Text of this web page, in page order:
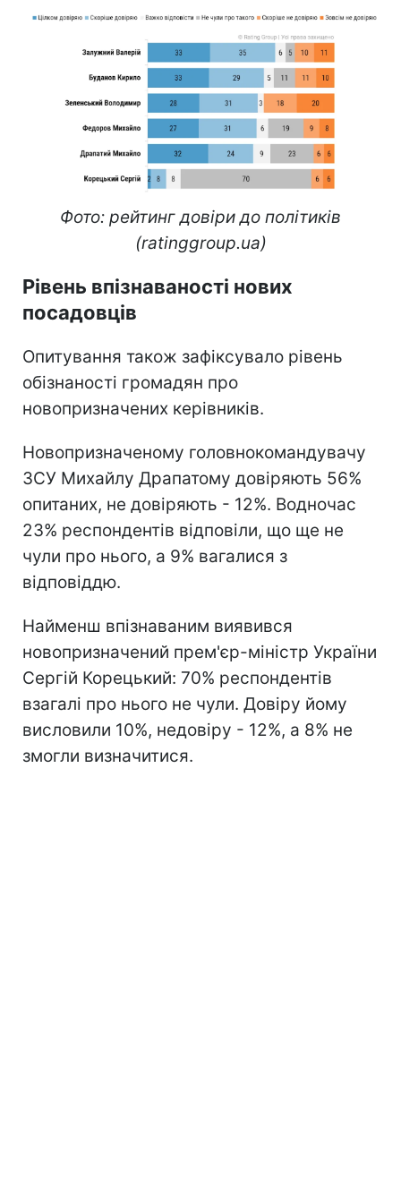
Фото: рейтинг довіри до політиків
(ratinggroup.ua)
Рівень впізнаваності нових
посадовців
Опитування також зафіксувало рівень
обізнаності громадян про
новопризначених керівників.
Новопризначеному головнокомандувачу
ЗСУ Михайлу Драпатому довіряють 56%
опитаних, не довіряють - 12%. Водночас
23% респондентів відповіли, що ще не
чули про нього, а 9% вагалися з
відповіддю.
Найменш впізнаваним виявився
новопризначений прем'єр-міністр України
Сергій Корецький: 70% респондентів
взагалі про нього не чули. Довіру йому
висловили 10%, недовіру - 12%, а 8% не
змогли визначитися.